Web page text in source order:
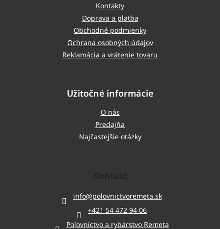
Kontakty
Doprava a platba
Obchodné podmienky
Ochrana osobných údajov
Reklamácia a vrátenie tovaru
Užitočné informácie
O nás
Predajňa
Najčastejšie otázky
info@polovnictvoremeta.sk
+421 54 472 94 06
Poľovníctvo a rybárstvo Remeta